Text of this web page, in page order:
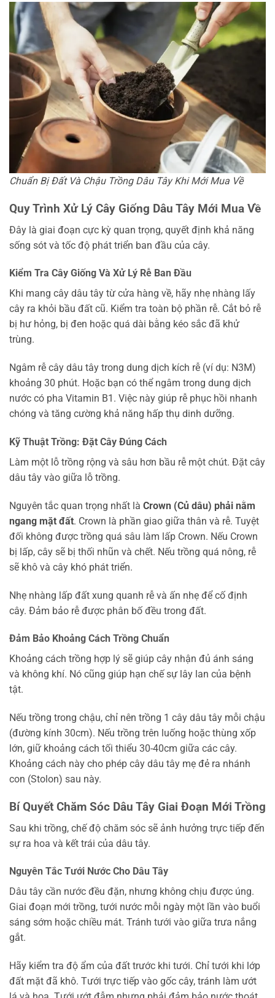
Chuẩn Bị Đất Và Chậu Trồng Dâu Tây Khi Mới Mua Về
Quy Trình Xử Lý Cây Giống Dâu Tây Mới Mua Về
Đây là giai đoạn cực kỳ quan trọng, quyết định khả năng
sống sót và tốc độ phát triển ban đầu của cây.
Kiểm Tra Cây Giống Và Xử Lý Rễ Ban Đầu
Khi mang cây dâu tây từ cửa hàng về, hãy nhẹ nhàng lấy
cây ra khỏi bầu đất cũ. Kiểm tra toàn bộ phần rễ. Cắt bỏ rễ
bị hư hỏng, bị đen hoặc quá dài bằng kéo sắc đã khử
trùng.
Ngâm rễ cây dâu tây trong dung dịch kích rễ (ví dụ: N3M)
khoảng 30 phút. Hoặc bạn có thể ngâm trong dung dịch
nước có pha Vitamin B1. Việc này giúp rễ phục hồi nhanh
chóng và tăng cường khả năng hấp thụ dinh dưỡng.
Kỹ Thuật Trồng: Đặt Cây Đúng Cách
Làm một lỗ trồng rộng và sâu hơn bầu rễ một chút. Đặt cây
dâu tây vào giữa lỗ trồng.
Nguyên tắc quan trọng nhất là Crown (Củ dâu) phải nằm
ngang mặt đất. Crown là phần giao giữa thân và rễ. Tuyệt
đối không được trồng quá sâu làm lấp Crown. Nếu Crown
bị lấp, cây sẽ bị thối nhũn và chết. Nếu trồng quá nông, rễ
sẽ khô và cây khó phát triển.
Nhẹ nhàng lấp đất xung quanh rễ và ấn nhẹ để cố định
cây. Đảm bảo rễ được phân bố đều trong đất.
Đảm Bảo Khoảng Cách Trồng Chuẩn
Khoảng cách trồng hợp lý sẽ giúp cây nhận đủ ánh sáng
và không khí. Nó cũng giúp hạn chế sự lây lan của bệnh
tật.
Nếu trồng trong chậu, chỉ nên trồng 1 cây dâu tây mỗi chậu
(đường kính 30cm). Nếu trồng trên luống hoặc thùng xốp
lớn, giữ khoảng cách tối thiểu 30-40cm giữa các cây.
Khoảng cách này cho phép cây dâu tây mẹ đẻ ra nhánh
con (Stolon) sau này.
Bí Quyết Chăm Sóc Dâu Tây Giai Đoạn Mới Trồng
Sau khi trồng, chế độ chăm sóc sẽ ảnh hưởng trực tiếp đến
sự ra hoa và kết trái của dâu tây.
Nguyên Tắc Tưới Nước Cho Dâu Tây
Dâu tây cần nước đều đặn, nhưng không chịu được úng.
Giai đoạn mới trồng, tưới nước mỗi ngày một lần vào buổi
sáng sớm hoặc chiều mát. Tránh tưới vào giữa trưa nắng
gắt.
Hãy kiểm tra độ ẩm của đất trước khi tưới. Chỉ tưới khi lớp
đất mặt đã khô. Tưới trực tiếp vào gốc cây, tránh làm ướt